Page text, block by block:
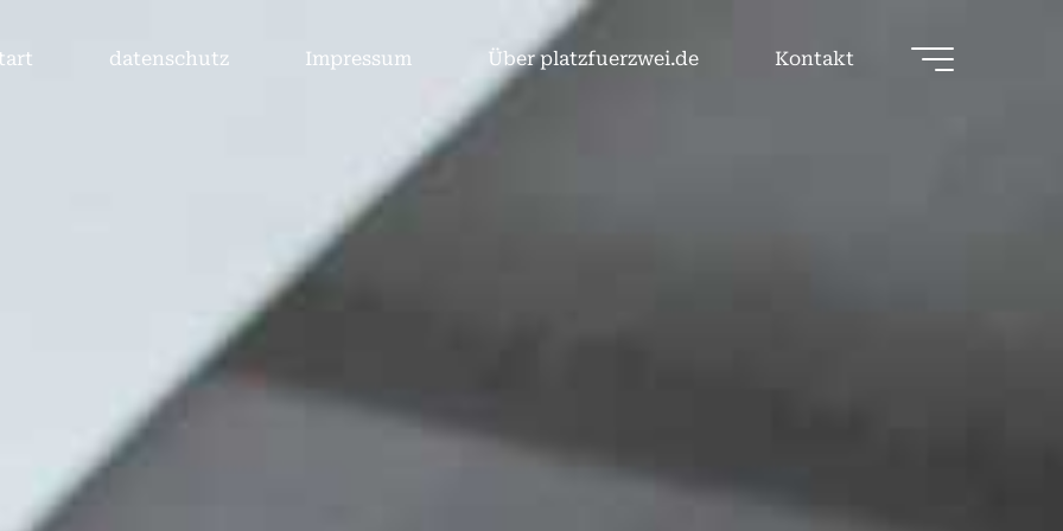
datenschutz Impressum Über platzfuerzwei.de Kontakt